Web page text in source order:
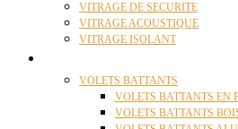
VITRAGE DE SECURITE
VITRAGE ACOUSTIQUE
VITRAGE ISOLANT
VOLETS BATTANTS
VOLETS BATTANTS EN
VOLETS BATTANTS